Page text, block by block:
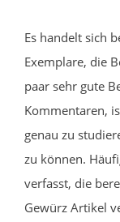
Es handelt sich
Exemplare, die
paar sehr gute
Kommentaren,
genau zu
zu können.
verfasst, die
Gewürz Artikel